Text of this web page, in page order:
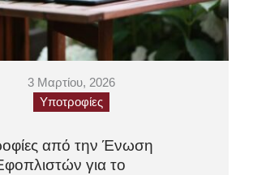
3 Μαρτίου, 2026
Υποτροφίες
από την Ένωση
για το